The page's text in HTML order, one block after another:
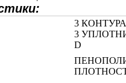
3
3
D